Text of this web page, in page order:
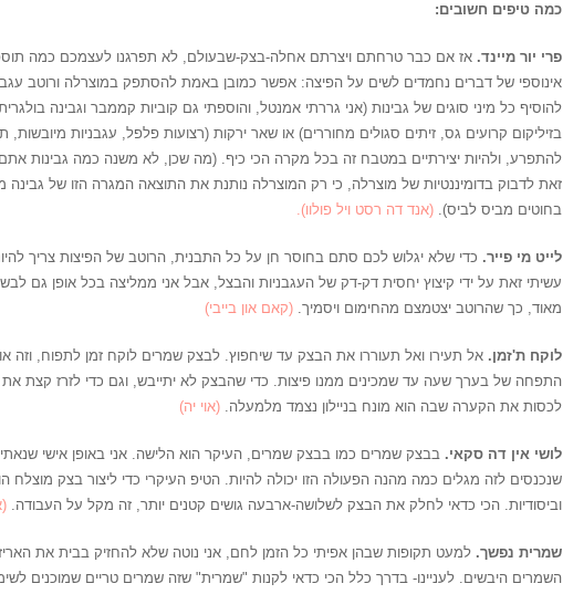
כמה טיפים חשובים:
פרי יור מיינד. אז אם כבר טרחתם ויצרתם אחלה-בצק-שבעולם, לא תפרגנו לעצמכם כמה
אינוספי של דברים נחמדים לשים על הפיצה: אפשר כמובן באמת להסתפק במוצרלה ורוטב
להוסיף כל מיני סוגים של גבינות (אני גררתי אמנטל, והוספתי גם קוביות קממבר וגבינה
בזיליקום קרועים גס, זיתים סגולים מחוררים) או שאר ירקות (רצועות פלפל, עגבניות
להתפרע, ולהיות יצירתיים במטבח זה בכל מקרה הכי כיף. (מה שכן, לא משנה כמה גבינות
זאת לדבוק בדומיננטיות של מוצרלה, כי רק המוצרלה נותנת את התוצאה המגרה הזו של
בחוטים מביס לביס). (אנד דה רסט ויל פולוו).
לייט מי פייר. כדי שלא יגלוש לכם סתם בחוסר חן על כל התבנית, הרוטב של הפיצות צריך
עשיתי זאת על ידי קיצוץ יחסית דק-דק של העגבניות והבצל, אבל אני ממליצה בכל אופן גם
מאוד, כך שהרוטב יצטמצם מהחימום ויסמיך. (קאם און בייבי)
לוקח ת'זמן. אל תעירו ואל תעוררו את הבצק עד שיחפוץ. לבצק שמרים לוקח זמן לתפוח, וזה
התפחה של בערך שעה עד שמכינים ממנו פיצות. כדי שהבצק לא יתייבש, וגם כדי לזרז קצת
לכסות את הקערה שבה הוא מונח בניילון נצמד מלמעלה. (אוי יה)
לושי אין דה סקאי. בבצק שמרים כמו בבצק שמרים, העיקר הוא הלישה. אני באופן אישי
שנכנסים לזה מגלים כמה מהנה הפעולה הזו יכולה להיות. הטיפ העיקרי כדי ליצור בצק מוצלח
וביסודיות. הכי כדאי לחלק את הבצק לשלושה-ארבעה גושים קטנים יותר, זה מקל על העבודה.
שמרית נפשך. למעט תקופות שבהן אפיתי כל הזמן לחם, אני נוטה שלא להחזיק בבית את
השמרים היבשים. לעניינו- בדרך כלל הכי כדאי לקנות "שמרית" שזה שמרים טריים שמוכנים